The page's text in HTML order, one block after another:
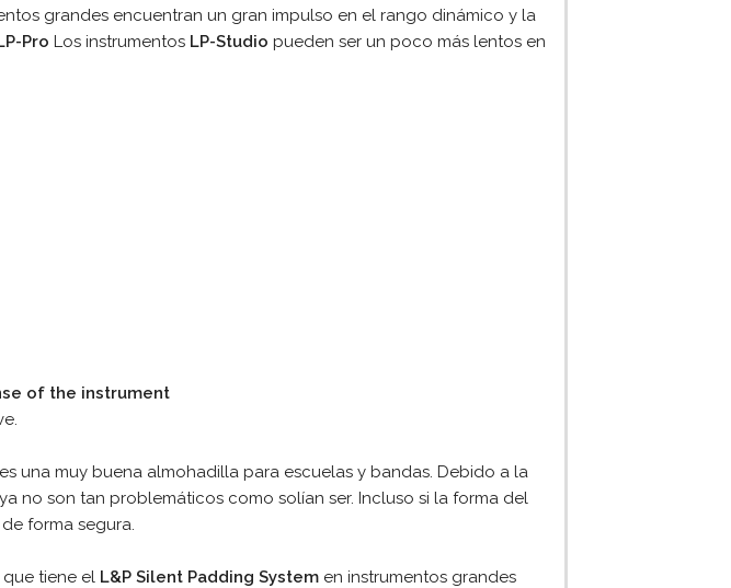
grandes encuentran un gran impulso en el rango dinámico y la
ProLos instrumentos LP-Studiopueden ser un poco más lentos en
of the instrument
una muy buena almohadilla para escuelas y bandas. Debido a la
no son tan problemáticos como solían ser. Incluso si la forma del
forma segura.
tiene el L&P Silent Padding System en instrumentos grandes